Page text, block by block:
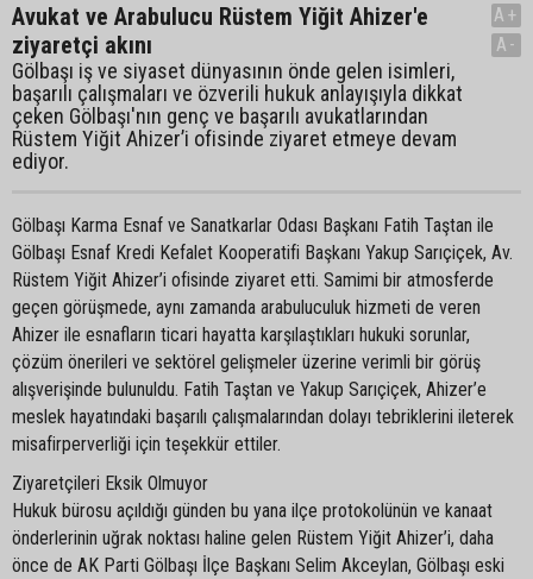
Avukat ve Arabulucu Rüstem Yiğit Ahizer'e
ziyaretçi akını
Gölbaşı iş ve siyaset dünyasının önde gelen isimleri,
başarılı çalışmaları ve özverili hukuk anlayışıyla dikkat
çeken Gölbaşı'nın genç ve başarılı avukatlarından
Rüstem Yiğit Ahizer’i ofisinde ziyaret etmeye devam
ediyor.
A+
A-
Gölbaşı Karma Esnaf ve Sanatkarlar Odası Başkanı Fatih Taştan ile
Gölbaşı Esnaf Kredi Kefalet Kooperatifi Başkanı Yakup Sarıçiçek, Av.
Rüstem Yiğit Ahizer’i ofisinde ziyaret etti. Samimi bir atmosferde
geçen görüşmede, aynı zamanda arabuluculuk hizmeti de veren
Ahizer ile esnafların ticari hayatta karşılaştıkları hukuki sorunlar,
çözüm önerileri ve sektörel gelişmeler üzerine verimli bir görüş
alışverişinde bulunuldu. Fatih Taştan ve Yakup Sarıçiçek, Ahizer’e
meslek hayatındaki başarılı çalışmalarından dolayı tebriklerini ileterek
misafirperverliği için teşekkür ettiler.
Ziyaretçileri Eksik Olmuyor
Hukuk bürosu açıldığı günden bu yana ilçe protokolünün ve kanaat
önderlerinin uğrak noktası haline gelen Rüstem Yiğit Ahizer’i, daha
önce de AK Parti Gölbaşı İlçe Başkanı Selim Akceylan, Gölbaşı eski